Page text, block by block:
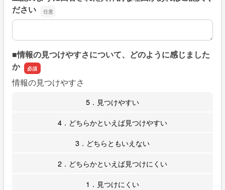
ださい
上記のように回答された具体的な理由があればご記入くだ
■情報の見つけやすさについて、どのように感じました
か
情報の見つけやすさ
5．見つけやすい
4．どちらかといえば見つけやすい
3．どちらともいえない
2．どちらかといえば見つけにくい
1．見つけにくい